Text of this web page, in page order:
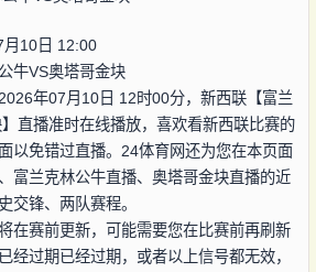
月10日 12:00
牛VS奥塔哥金块
年07月10日 12时00分，新西联【富兰
直播准时在线播放，喜欢看新西联比赛的
以免错过直播。24体育网还为您在本页面
富兰克林公牛直播、奥塔哥金块直播的近
交锋、两队赛程。
在赛前更新，可能需要您在比赛前再刷新
经过期已经过期，或者以上信号都无效，